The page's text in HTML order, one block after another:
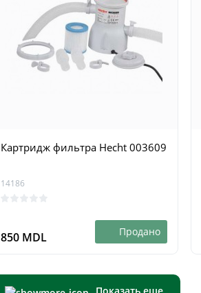
Картридж фильтра Hecht 003609
14186
850 MDL Продано